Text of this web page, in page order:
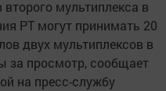
мультиплекса в
РТ могут принимать 20
двух мультиплексов в
за просмотр, сообщает
на пресс-службу